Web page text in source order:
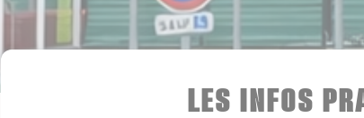
LES INFOS